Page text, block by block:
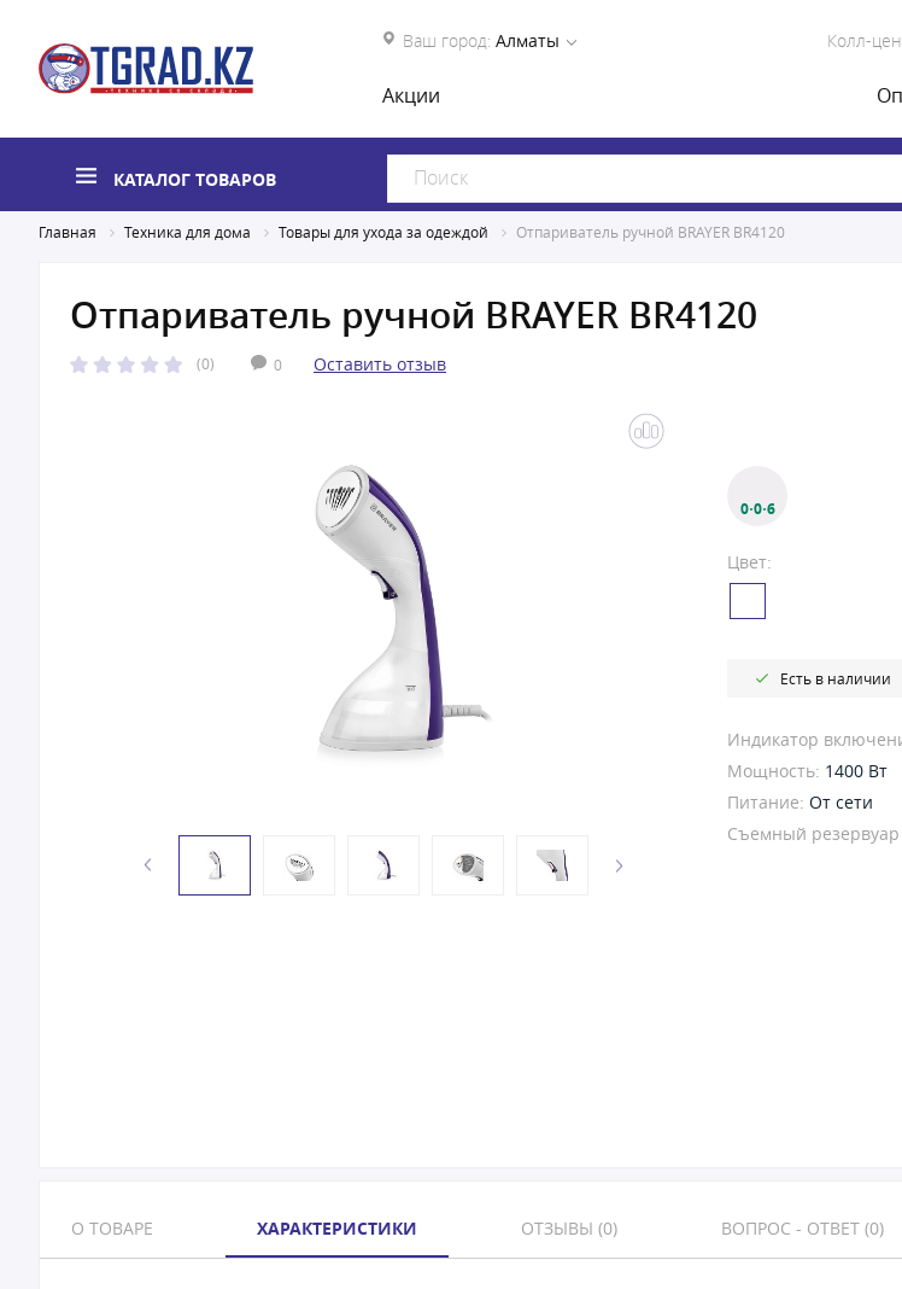
Ваш город: Алматы Колл-
Акции
КАТАЛОГ ТОВАРОВ
Главная Техника для дома Товары для ухода за одеждой Отпариватель ручной BRAYER BR4120
Отпариватель ручной BRAYER BR4120
(0) 0 Оставить отзыв
0·0·6
Цвет:
Есть в наличии
Индикатор
Мощность: 1400 Вт
Питание: От сети
Съемный
О ТОВАРЕ ХАРАКТЕРИСТИКИ ОТЗЫВЫ (0) ВОПРОС - ОТВЕТ (0)